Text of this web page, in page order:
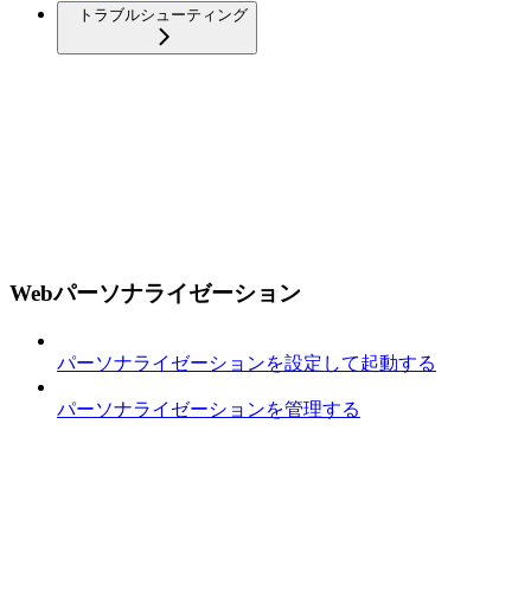
トラブルシューティング
Webパーソナライゼーション
パーソナライゼーションを設定して起動する
パーソナライゼーションを管理する